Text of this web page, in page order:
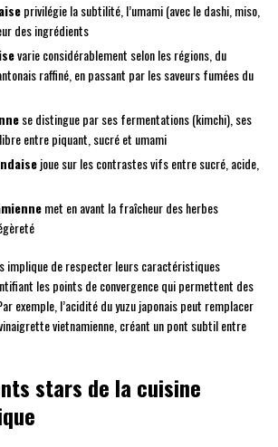
privilégie la subtilité, l’umami (avec le dashi, miso,
des ingrédients
varie considérablement selon les régions, du
raffiné, en passant par les saveurs fumées du
se distingue par ses fermentations (kimchi), ses
entre piquant, sucré et umami
joue sur les contrastes vifs entre sucré, acide,
met en avant la fraîcheur des herbes
implique de respecter leurs caractéristiques
les points de convergence qui permettent des
exemple, l’acidité du yuzu japonais peut remplacer
vietnamienne, créant un pont subtil entre
stars de la cuisine